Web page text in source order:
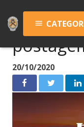
menu
20/10/2020